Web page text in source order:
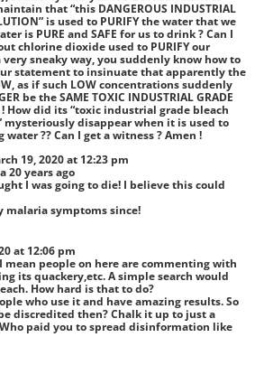
that “this DANGEROUS INDUSTRIAL
is used to PURIFY the water that we
is PURE and SAFE for us to drink ? Can I
chlorine dioxide used to PURIFY our
sneaky way, you suddenly know how to
statement to insinuate that apparently the
as if such LOW concentrations suddenly
be the SAME TOXIC INDUSTRIAL GRADE
! How did its “toxic industrial grade bleach
mysteriously disappear when it is used to
water ?? Can I get a witness ? Amen !
19, 2020 at 12:23 pm
20 years ago
I was going to die! I believe this could
malaria symptoms since!
at 12:06 pm
mean people on here are commenting with
its quackery,etc. A simple search would
How hard is that to do?
who use it and have amazing results. So
discredited then? Chalk it up to just a
Who paid you to spread disinformation like